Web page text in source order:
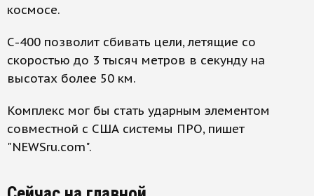
космосе.
С-400 позволит сбивать цели, летящие со
скоростью до 3 тысяч метров в секунду на
высотах более 50 км.
Комплекс мог бы стать ударным элементом
совместной с США системы ПРО, пишет
"NEWSru.com".